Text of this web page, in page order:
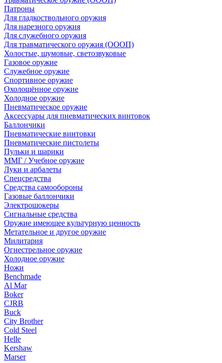
Патроны
Для гладкоствольного оружия
Для нарезного оружия
Для служебного оружия
Для травматического оружия (ОООП)
Холостые, шумовые, светозвуковые
Газовое оружие
Служебное оружие
Спортивное оружие
Охолощённое оружие
Холодное оружие
Пневматическое оружие
Аксессуары для пневматических винтовок
Баллончики
Пневматические винтовки
Пневматические пистолеты
Пульки и шарики
ММГ / Учебное оружие
Луки и арбалеты
Спецсредства
Средства самообороны
Газовые баллончики
Электрошокеры
Сигнальные средства
Оружие имеющее культурную ценность
Метательное и другое оружие
Милитария
Огнестрельное оружие
Холодное оружие
Ножи
Benchmade
Al Mar
Boker
CJRB
Buck
City Brother
Cold Steel
Helle
Kershaw
Marser